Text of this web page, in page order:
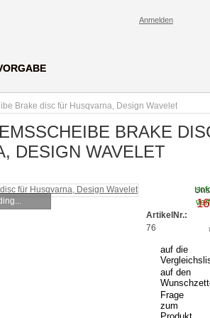
Anmelden
Brake disc für Husqvarna, Design Wavelet
BRAKE
DESIGN WAVELET
ArtikelNr.:
76
auf die
auf den
Frage
zum